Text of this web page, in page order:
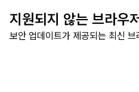
지원되지 않는 브라우
보안 업데이트가 제공되는 최신